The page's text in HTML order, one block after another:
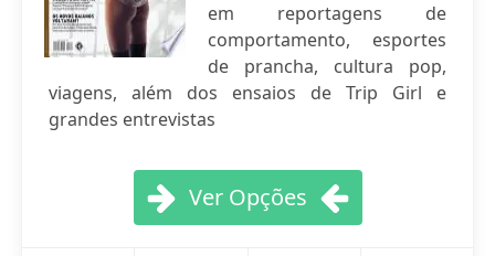
em reportagens de
comportamento, esportes
de prancha, cultura pop,
viagens, além dos ensaios de Trip Girl e
grandes entrevistas
Ver Opções